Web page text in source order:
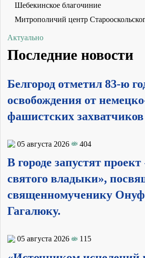
Шебекинское благочиние
Митрополичий центр
Актуально
Последние новости
Белгород отметил 83-ю
освобождения от
фашистских захватчиков
05 августа 2026 404
В городе запустят
святого владыки»,
священномученику
Гагалюку.
05 августа 2026 115